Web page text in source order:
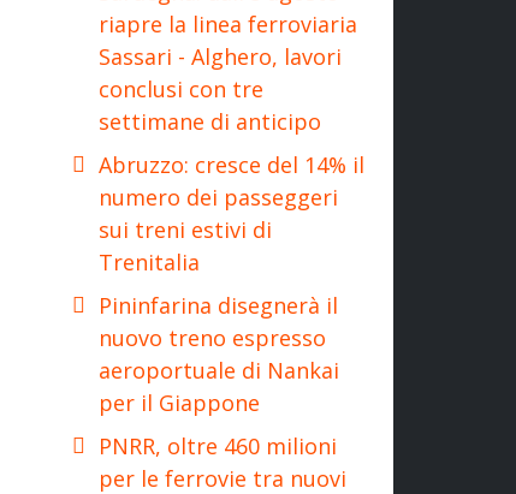
riapre la linea ferroviaria
Sassari - Alghero, lavori
conclusi con tre
settimane di anticipo
Abruzzo: cresce del 14% il
numero dei passeggeri
sui treni estivi di
Trenitalia
Pininfarina disegnerà il
nuovo treno espresso
aeroportuale di Nankai
per il Giappone
PNRR, oltre 460 milioni
per le ferrovie tra nuovi